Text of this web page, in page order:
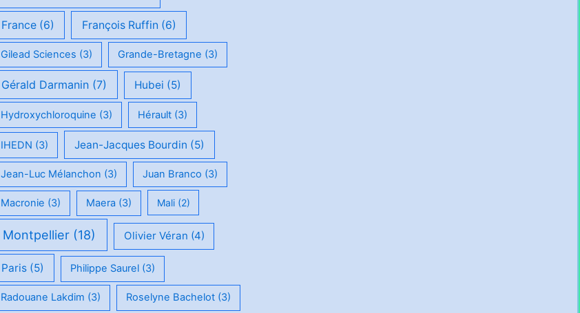
France(6) François Ruffin (6)
Gilead Sciences (3) Grande-Bretagne (3)
Gérald Darmanin (7) Hubei (5)
Hydroxychloroquine (3) Hérault (3)
IHEDN (3) Jean-Jacques Bourdin (5)
Jean-Luc Mélanchon (3) Juan Branco (3)
Macronie (3) Maera (3) Mali(2)
Montpellier(18) Olivier Véran (4)
Paris(5) Philippe Saurel(3)
Radouane Lakdim (3) Roselyne Bachelot (3)